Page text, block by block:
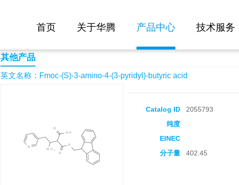
首页 关于华腾 产品中心 技术服务
Fmoc-(S)-3-amino-4-(3-pyridyl)-butyric acid
其他产品
英文名称：Fmoc-(S)-3-amino-4-(3-pyridyl)-butyric acid
Catalog ID 2055793
纯度
EINEC
分子量 402.45